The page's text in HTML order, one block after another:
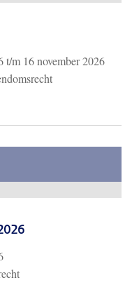
t/m 16 november 2026